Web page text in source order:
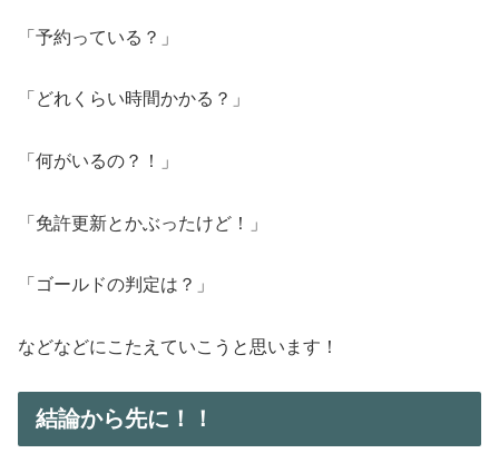
「予約っている？」
「どれくらい時間かかる？」
「何がいるの？！」
「免許更新とかぶったけど！」
「ゴールドの判定は？」
などなどにこたえていこうと思います！
結論から先に！！